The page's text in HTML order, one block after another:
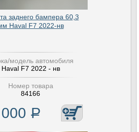
заднего бампера 60,3
Haval F7 2022-нв
модель автомобиля
Haval F7 2022 - нв
Номер товара
84166
Р